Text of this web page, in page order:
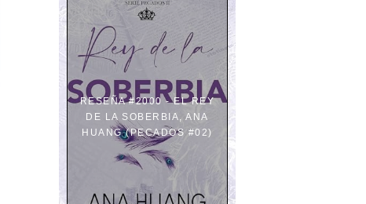
RESEÑA #2000 - EL REY
DE LA SOBERBIA, ANA
HUANG (PECADOS #02)